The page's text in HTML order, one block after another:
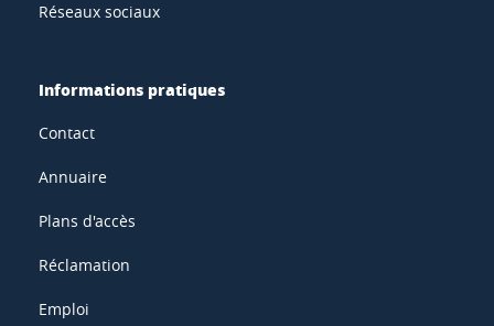
Réseaux sociaux
Informations pratiques
Contact
Annuaire
Plans d'accès
Réclamation
Emploi